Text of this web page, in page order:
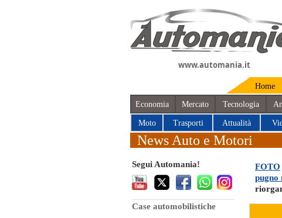
www.automania.it
Home
Economia Mercato Tecnologia
Moto Trasporti Attualità
News Auto e Motori
Segui Automania!
Case automobilistiche
FOTO
pugno